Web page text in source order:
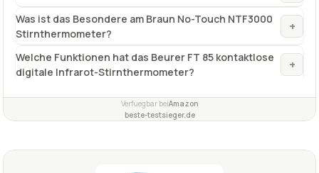
Was ist das Besondere am Braun No-Touch NTF3000
Stirnthermometer?
+
Welche Funktionen hat das Beurer FT 85 kontaktlose
digitale Infrarot-Stirnthermometer?
+
Verfuegbar beiAmazon
beste-testsieger.de